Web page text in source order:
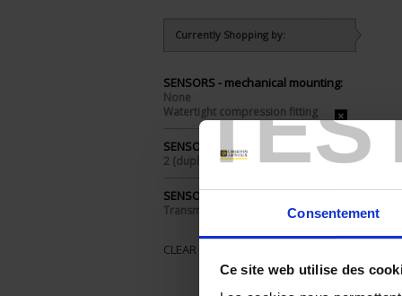
Consentement
Ce site web utilise des
Currently Shopping by:
SENSORS - mechanical mounting:
None
Watertight compression fitting
SENSORS - no. of measuring points:
2 (duplex)
SENSORS - electrical connection:
Transmitter+head
CLEAR ALL